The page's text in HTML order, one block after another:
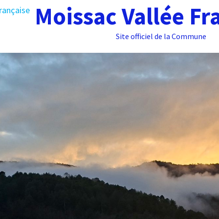
Moissac Vallée
Site officiel de la Commune